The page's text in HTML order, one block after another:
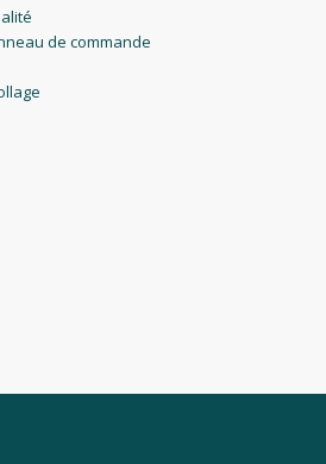
de commande